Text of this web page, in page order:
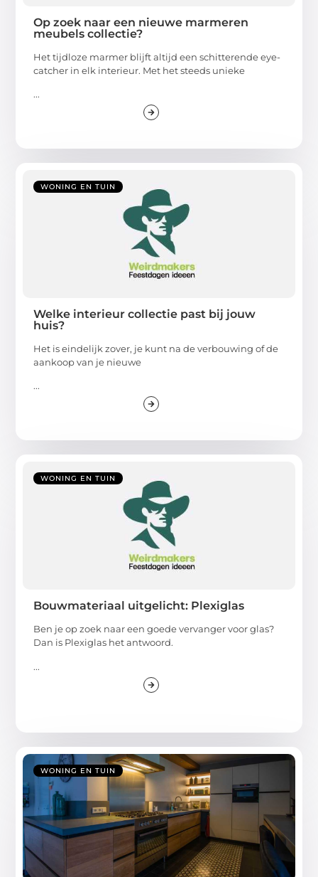
Op zoek naar een nieuwe marmeren
meubels collectie?
Het tijdloze marmer blijft altijd een schitterende eye-
catcher in elk interieur. Met het steeds unieke
...
WONING EN TUIN
Welke interieur collectie past bij jouw
huis?
Het is eindelijk zover, je kunt na de verbouwing of de
aankoop van je nieuwe
...
WONING EN TUIN
Bouwmateriaal uitgelicht: Plexiglas
Ben je op zoek naar een goede vervanger voor glas?
Dan is Plexiglas het antwoord.
...
WONING EN TUIN